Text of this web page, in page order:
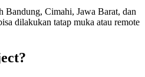
Bandung, Cimahi, Jawa Barat, dan
dilakukan tatap muka atau remote